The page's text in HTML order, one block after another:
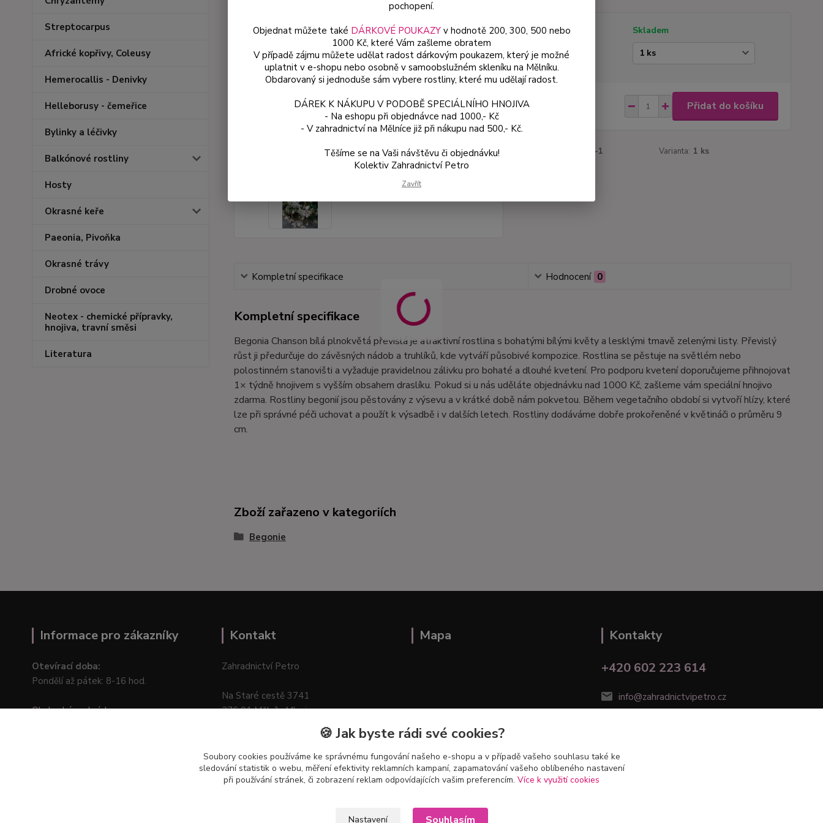
Streptocarpus
Africké kopřivy, Coleusy
Hemerocallis - Denivky
Helleborusy - čemeřice
Bylinky a léčivky
Balkónové rostliny
Hosty
Okrasné keře
Paeonia, Pivoňka
Okrasné trávy
Drobné ovoce
Neotex - chemické přípravky,
hnojiva, travní směsi
Literatura
Dostupnost
Skladem
Varianta
Přidat do košíku
185-1 Varianta: 1 ks
Kompletní specifikace Hodnocení 0
Kompletní specifikace
Begonia Chanson bílá plnokvětá převislá je atraktivní rostlina s bohatými bílými květy a lesklými tmavě zelenými listy. Převislý
růst ji předurčuje do závěsných nádob a truhlíků, kde vytváří působivé kompozice. Rostlina se pěstuje na světlém nebo
polostinném stanovišti a vyžaduje pravidelnou zálivku pro bohaté a dlouhé kvetení. Pro podporu kvetení doporučujeme přihnojovat
1× týdně hnojivem s vyšším obsahem draslíku. Pokud si u nás uděláte objednávku nad 1000 Kč, zašleme vám speciální hnojivo
zdarma. Rostliny begonií jsou pěstovány z výsevu a v krátké době nám pokvetou. Během vegetačního období si vytvoří hlízy, které
lze při správné péči uchovat a použít k výsadbě i v dalších letech. Rostliny dodáváme dobře prokořeněné v květináči o průměru 9
cm.
Zboží zařazeno v kategoriích
Begonie
Informace pro zákazníky
Otevírací doba:
Pondělí až pátek: 8-16 hod.
Obchodní podmínky
Kontakt
Zahradnictví Petro
Na Staré cestě 3741
276 01 Mělník–Mlazice
Mapa
Kontakty
+420 602 223 614
info@zahradnictvipetro.cz
pochopení.
Objednat můžete také DÁRKOVÉ POUKAZYv hodnotě 200, 300, 500 nebo
1000 Kč, které Vám zašleme obratem
V případě zájmu můžete udělat radost dárkovým poukazem, který je možné
uplatnit v e-shopu nebo osobně v samoobslužném skleníku na Mělníku.
Obdarovaný si jednoduše sám vybere rostliny, které mu udělají radost.
DÁREK K NÁKUPU V PODOBĚ SPECIÁLNÍHO HNOJIVA
- Na eshopu při objednávce nad 1000,- Kč
- V zahradnictví na Mělníce již při nákupu nad 500,- Kč.
Těšíme se na Vaši návštěvu či objednávku!
Kolektiv Zahradnictví Petro
Zavřít
🍪 Jak byste rádi své cookies?
Soubory cookies používáme ke správnému fungování našeho e-shopu a v případě vašeho souhlasu také ke
sledování statistik o webu, měření efektivity reklamních kampaní, zapamatování vašeho oblíbeného nastavení
při používání stránek, či zobrazení reklam odpovídajících vašim preferencím. Více k využití cookies
Nastavení Souhlasím